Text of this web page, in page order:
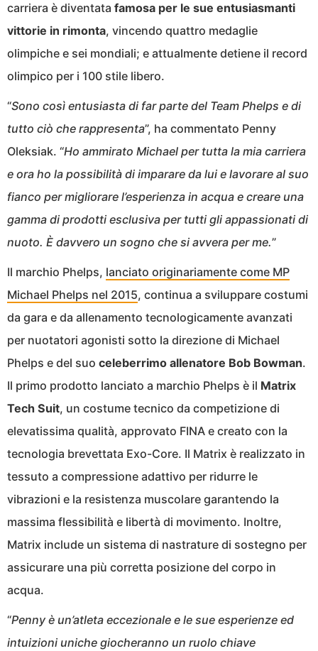
carriera è diventata famosa per le sue entusiasmanti
vittorie in rimonta, vincendo quattro medaglie
olimpiche e sei mondiali; e attualmente detiene il record
olimpico per i 100 stile libero.
“Sono così entusiasta di far parte del Team Phelps e di
tutto ciò che rappresenta”, ha commentato Penny
Oleksiak. “Ho ammirato Michael per tutta la mia carriera
e ora ho la possibilità di imparare da lui e lavorare al suo
fianco per migliorare l’esperienza in acqua e creare una
gamma di prodotti esclusiva per tutti gli appassionati di
nuoto. È davvero un sogno che si avvera per me.”
Il marchio Phelps, lanciato originariamente come MP
Michael Phelps nel 2015, continua a sviluppare costumi
da gara e da allenamento tecnologicamente avanzati
per nuotatori agonisti sotto la direzione di Michael
Phelps e del suo celeberrimo allenatore Bob Bowman.
Il primo prodotto lanciato a marchio Phelps è il Matrix
Tech Suit, un costume tecnico da competizione di
elevatissima qualità, approvato FINA e creato con la
tecnologia brevettata Exo-Core. Il Matrix è realizzato in
tessuto a compressione adattivo per ridurre le
vibrazioni e la resistenza muscolare garantendo la
massima flessibilità e libertà di movimento. Inoltre,
Matrix include un sistema di nastrature di sostegno per
assicurare una più corretta posizione del corpo in
acqua.
“Penny è un’atleta eccezionale e le sue esperienze ed
intuizioni uniche giocheranno un ruolo chiave